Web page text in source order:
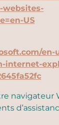
websites-
US
internet-
navigateur